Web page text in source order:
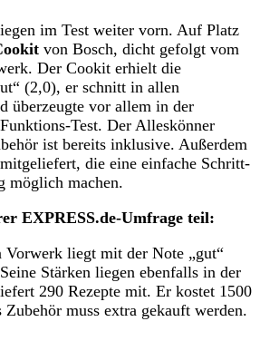
im Test weiter vorn. Auf Platz
von Bosch, dicht gefolgt vom
Der Cookit erhielt die
(2,0), er schnitt in allen
überzeugte vor allem in der
Test. Der Alleskönner
ist bereits inklusive. Außerdem
die eine einfache Schritt-
möglich machen.
EXPRESS.de-Umfrage teil:
Vorwerk liegt mit der Note „gut“
Stärken liegen ebenfalls in der
290 Rezepte mit. Er kostet 1500
Zubehör muss extra gekauft werden.